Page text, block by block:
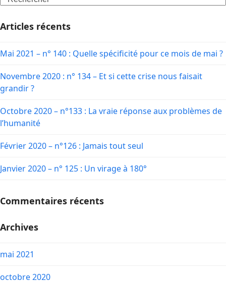
Articles récents
Mai 2021 – n° 140 : Quelle spécificité pour ce mois de mai ?
Novembre 2020 : n° 134 – Et si cette crise nous faisait
grandir ?
Octobre 2020 – n°133 : La vraie réponse aux problèmes de
l’humanité
Février 2020 – n°126 : Jamais tout seul
Janvier 2020 – n° 125 : Un virage à 180°
Commentaires récents
Archives
mai 2021
octobre 2020